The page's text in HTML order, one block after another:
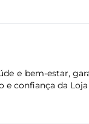
e bem-estar,
confiança da